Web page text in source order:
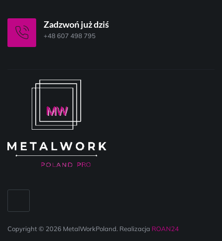
Zadzwoń już dziś
+48 607 498 795
Copyright © 2026 MetalWorkPoland. Realizacja ROAN24